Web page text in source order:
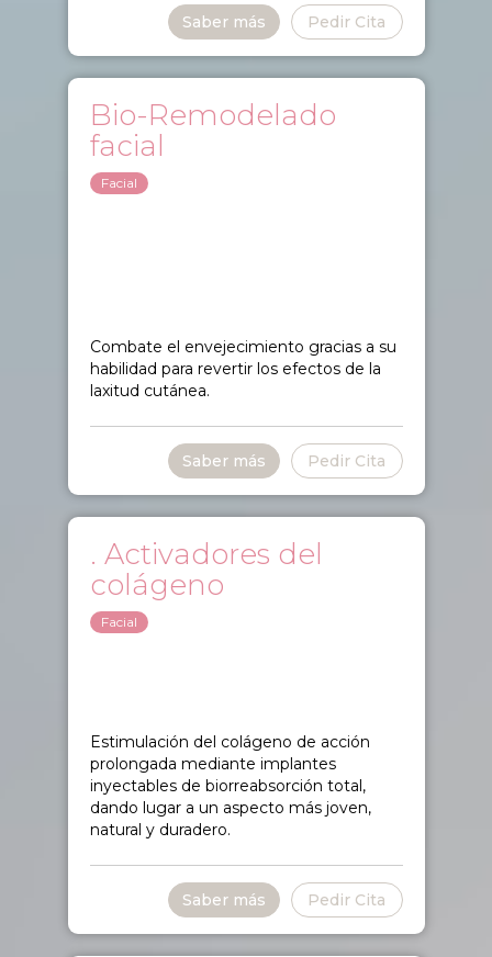
Pedir Cita
Saber más
Bio-Remodelado
facial
Facial
Combate el envejecimiento gracias a su
habilidad para revertir los efectos de la
laxitud cutánea.
Pedir Cita
Saber más
. Activadores del
colágeno
Facial
Estimulación del colágeno de acción
prolongada mediante implantes
inyectables de biorreabsorción total,
dando lugar a un aspecto más joven,
natural y duradero.
Pedir Cita
Saber más